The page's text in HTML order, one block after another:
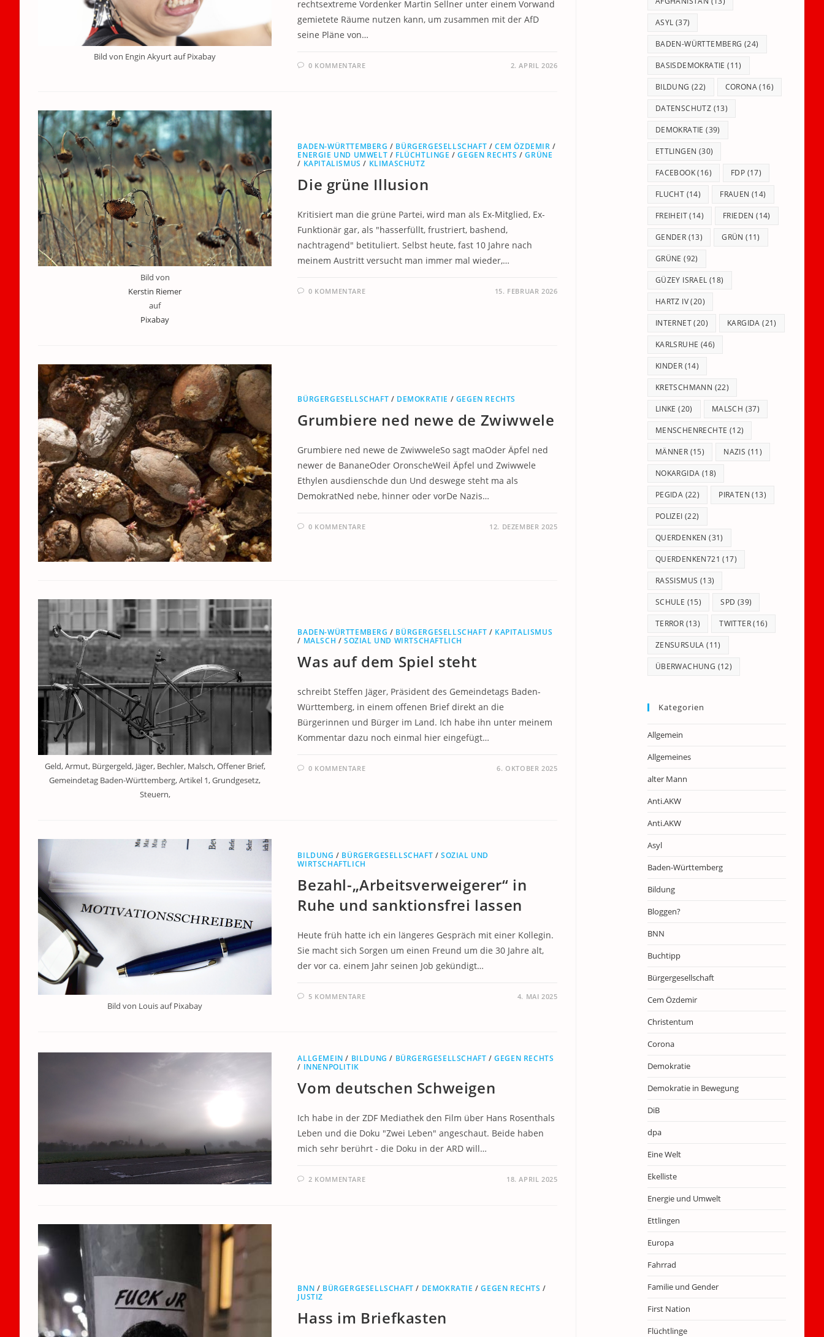
Bild von Engin Akyurt auf Pixabay
rechtsextreme Vordenker Martin Sellner unter einem Vorwand
gemietete Räume nutzen kann, um zusammen mit der AfD
seine Pläne von…
0 KOMMENTARE 2. APRIL 2026
Bild von
Kerstin Riemer
auf
Pixabay
BADEN-WÜRTTEMBERG / BÜRGERGESELLSCHAFT / CEM ÖZDEMIR /
ENERGIE UND UMWELT / FLÜCHTLINGE /GEGEN RECHTS /GRÜNE
/ KAPITALISMUS / KLIMASCHUTZ
Die grüne Illusion
Kritisiert man die grüne Partei, wird man als Ex-Mitglied, Ex-
Funktionär gar, als "hasserfüllt, frustriert, bashend,
nachtragend" betituliert. Selbst heute, fast 10 Jahre nach
meinem Austritt versucht man immer mal wieder,…
0 KOMMENTARE 15. FEBRUAR 2026
BÜRGERGESELLSCHAFT / DEMOKRATIE / GEGEN RECHTS
Grumbiere ned newe de Zwiwwele
Grumbiere ned newe de ZwiwweleSo sagt maOder Äpfel ned
newer de BananeOder OronscheWeil Äpfel und Zwiwwele
Ethylen ausdienschde dun Und deswege steht ma als
DemokratNed nebe, hinner oder vorDe Nazis…
0 KOMMENTARE 12. DEZEMBER 2025
Geld, Armut, Bürgergeld, Jäger, Bechler, Malsch, Offener Brief,
Gemeindetag Baden-Württemberg, Artikel 1, Grundgesetz,
Steuern,
BADEN-WÜRTTEMBERG / BÜRGERGESELLSCHAFT / KAPITALISMUS
/ MALSCH / SOZIAL UND WIRTSCHAFTLICH
Was auf dem Spiel steht
schreibt Steffen Jäger, Präsident des Gemeindetags Baden-
Württemberg, in einem offenen Brief direkt an die
Bürgerinnen und Bürger im Land. Ich habe ihn unter meinem
Kommentar dazu noch einmal hier eingefügt…
0 KOMMENTARE 6. OKTOBER 2025
Bild von Louis auf Pixabay
BILDUNG / BÜRGERGESELLSCHAFT / SOZIAL UND
WIRTSCHAFTLICH
Bezahl-„Arbeitsverweigerer“ in
Ruhe und sanktionsfrei lassen
Heute früh hatte ich ein längeres Gespräch mit einer Kollegin.
Sie macht sich Sorgen um einen Freund um die 30 Jahre alt,
der vor ca. einem Jahr seinen Job gekündigt…
5 KOMMENTARE 4. MAI 2025
ALLGEMEIN / BILDUNG / BÜRGERGESELLSCHAFT /GEGEN RECHTS
/ INNENPOLITIK
Vom deutschen Schweigen
Ich habe in der ZDF Mediathek den Film über Hans Rosenthals
Leben und die Doku "Zwei Leben" angeschaut. Beide haben
mich sehr berührt - die Doku in der ARD will…
2 KOMMENTARE 18. APRIL 2025
BNN / BÜRGERGESELLSCHAFT / DEMOKRATIE /GEGEN RECHTS /
JUSTIZ
Hass im Briefkasten
ASYL (37)
BADEN-WÜRTTEMBERG (24)
BASISDEMOKRATIE (11)
BILDUNG (22) CORONA(16)
DATENSCHUTZ (13)
DEMOKRATIE (39)
ETTLINGEN (30)
FACEBOOK(16) FDP (17)
FLUCHT (14) FRAUEN (14)
FREIHEIT(14) FRIEDEN (14)
GENDER (13) GRÜN (11)
GRÜNE (92)
GÜZEY ISRAEL (18)
HARTZ IV(20)
INTERNET(20) KARGIDA (21)
KARLSRUHE (46)
KINDER (14)
KRETSCHMANN (22)
LINKE (20) MALSCH (37)
MENSCHENRECHTE (12)
MÄNNER (15) NAZIS (11)
NOKARGIDA (18)
PEGIDA (22) PIRATEN (13)
POLIZEI (22)
QUERDENKEN (31)
QUERDENKEN721 (17)
RASSISMUS (13)
SCHULE (15) SPD (39)
TERROR (13) TWITTER(16)
ZENSURSULA (11)
ÜBERWACHUNG (12)
Kategorien
Allgemein
Allgemeines
alter Mann
Anti.AKW
Anti.AKW
Asyl
Baden-Württemberg
Bildung
Bloggen?
BNN
Buchtipp
Bürgergesellschaft
Cem Özdemir
Christentum
Corona
Demokratie
Demokratie in Bewegung
DiB
dpa
Eine Welt
Ekelliste
Energie und Umwelt
Ettlingen
Europa
Fahrrad
Familie und Gender
First Nation
Flüchtlinge